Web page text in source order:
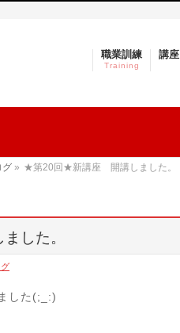
職業訓練
Training
講座
グ » ★第20回★新講座 開講しました。
した。
した(;_:)